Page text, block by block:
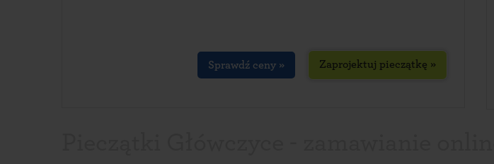
Zaprojektuj pieczątkę »
Sprawdź ceny »